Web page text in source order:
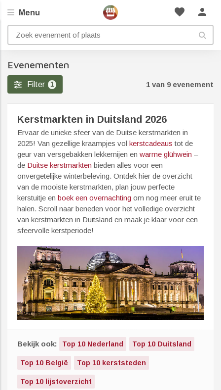
favorite person
Menu
Evenementen
Filter 1 1 van 9 evenement
Kerstmarkten in Duitsland 2026
Ervaar de unieke sfeer van de Duitse kerstmarkten in
2025! Van gezellige kraampjes vol kerstcadeaus tot de
geur van versgebakken lekkernijen en warme glühwein –
de Duitse kerstmarkten bieden alles voor een
onvergetelijke winterbeleving. Ontdek hier de overzicht
van de mooiste kerstmarkten, plan jouw perfecte
kerstuitje en boek een overnachting om nog meer eruit te
halen. Scroll naar beneden voor het volledige overzicht
van kerstmarkten in Duitsland en maak je klaar voor een
sfeervolle kerstperiode!
Bekijk ook: Top 10 Nederland Top 10 Duitsland
Top 10 België Top 10 kerststeden
Top 10 lijstoverzicht